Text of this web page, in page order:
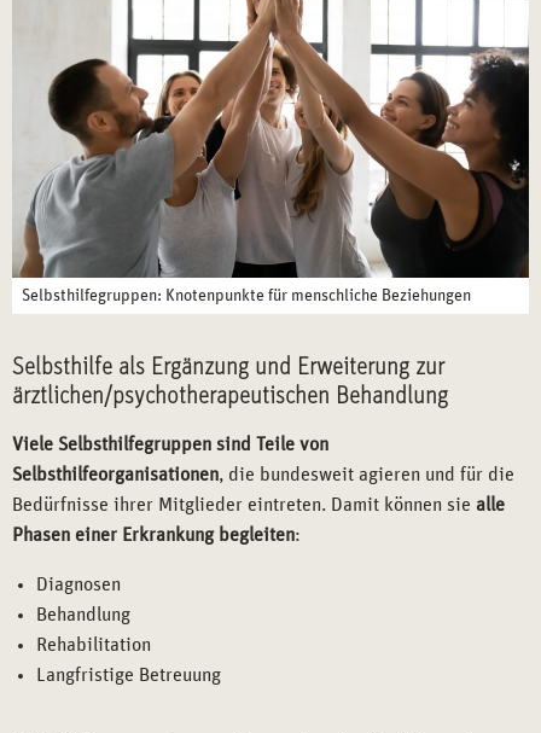
Selbsthilfegruppen: Knotenpunkte für menschliche Beziehungen
Selbsthilfe als Ergänzung und Erweiterung zur
ärztlichen/psychotherapeutischen Behandlung
Viele Selbsthilfegruppen sind Teile von
Selbsthilfeorganisationen, die bundesweit agieren und für die
Bedürfnisse ihrer Mitglieder eintreten. Damit können sie alle
Phasen einer Erkrankung begleiten:
Diagnosen
Behandlung
Rehabilitation
Langfristige Betreuung